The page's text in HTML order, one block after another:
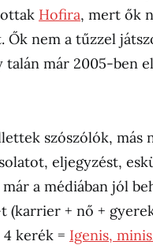
Hofira, mert ők
nem a tűzzel
talán már 2005-ben
szószólók,
eljegyzést,
a médiában jól
(karrier + nő +
4 kerék = Igenis,